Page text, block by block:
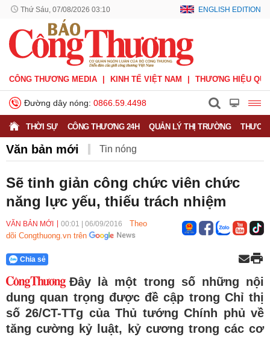
Thứ Sáu, 07/08/2026 03:10 ENGLISH EDITION
CÔNG THƯƠNG MEDIA KINH TẾ VIỆT NAM THƯƠNG HIỆU
Đường dây nóng: 0866.59.4498
THỜI SỰ CÔNG THƯƠNG 24H QUẢN LÝ THỊ TRƯỜNG
Văn bản mới Tin nóng
Sẽ tinh giản công chức viên chức
năng lực yếu, thiếu trách nhiệm
VĂN BẢN MỚI 00:01 06/09/2016
Theo
dõi Congthuong.vn trên
Chia sẻ
Đây là một trong số những nội
dung quan trọng được đề cập trong Chỉ thị
số 26/CT-TTg của Thủ tướng Chính phủ về
tăng cường kỷ luật, kỷ cương trong các cơ